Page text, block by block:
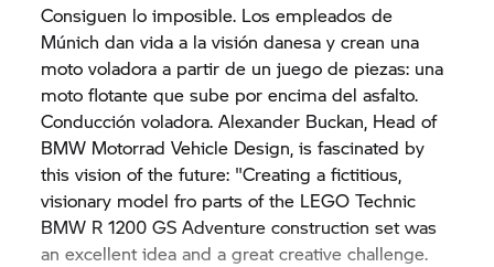
Consiguen lo imposible. Los empleados de
Múnich dan vida a la visión danesa y crean una
moto voladora a partir de un juego de piezas: una
moto flotante que sube por encima del asfalto.
Conducción voladora. Alexander Buckan, Head of
BMW Motorrad Vehicle Design, is fascinated by
this vision of the future: "Creating a fictitious,
visionary model fro parts of the LEGO Technic
BMW R 1200 GS Adventure construction set was
an excellent idea and a great creative challenge.